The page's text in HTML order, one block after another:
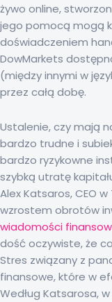
żywo online,
jego pomocą mogą
doświadczeniem
DowMarkets
(między innymi w
przez całą dobę.
Ustalenie, czy mają
bardzo trudne i
bardzo ryzykowne
szybką utratę
Alex Katsaros, CEO
wzrostem obrotów
wiadomości
dość oczywiste, że
Stres związany z
finansowe, które w
Według Katsarosa,